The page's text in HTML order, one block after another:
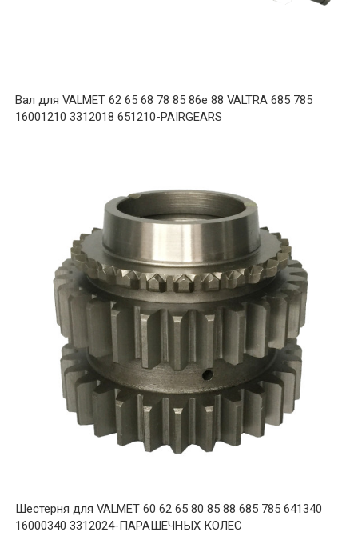
Вал для VALMET 62 65 68 78 85 86e 88 VALTRA 685 785
16001210 3312018 651210-PAIRGEARS
Шестерня для VALMET 60 62 65 80 85 88 685 785 641340
16000340 3312024-ПАРАШЕЧНЫХ КОЛЕС